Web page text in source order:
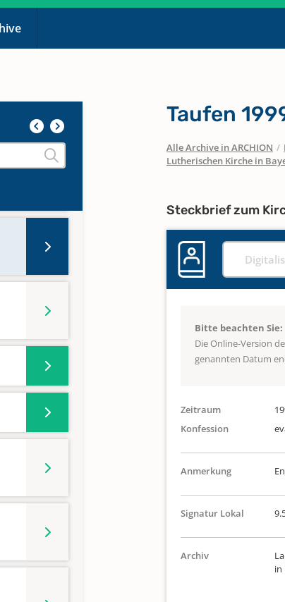
Taufen
Alle Archive in ARCHION /
Lutherischen Kirche in
Steckbrief zum
Bitte beachten Sie:
Die Online-Version
genannten Datum
Zeitraum
Konfession
Anmerkung
Signatur Lokal
Archiv
in